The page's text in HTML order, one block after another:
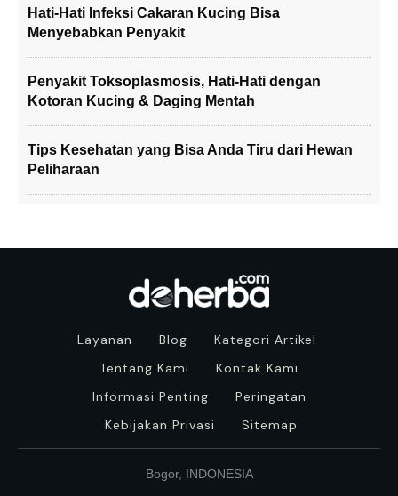
Hati-Hati Infeksi Cakaran Kucing Bisa
Menyebabkan Penyakit
Penyakit Toksoplasmosis, Hati-Hati dengan
Kotoran Kucing & Daging Mentah
Tips Kesehatan yang Bisa Anda Tiru dari Hewan
Peliharaan
Layanan Blog
Kategori Artikel
Tentang Kami
Kontak Kami
Informasi Penting
Peringatan
Kebijakan Privasi
Sitemap
Bogor, INDONESIA